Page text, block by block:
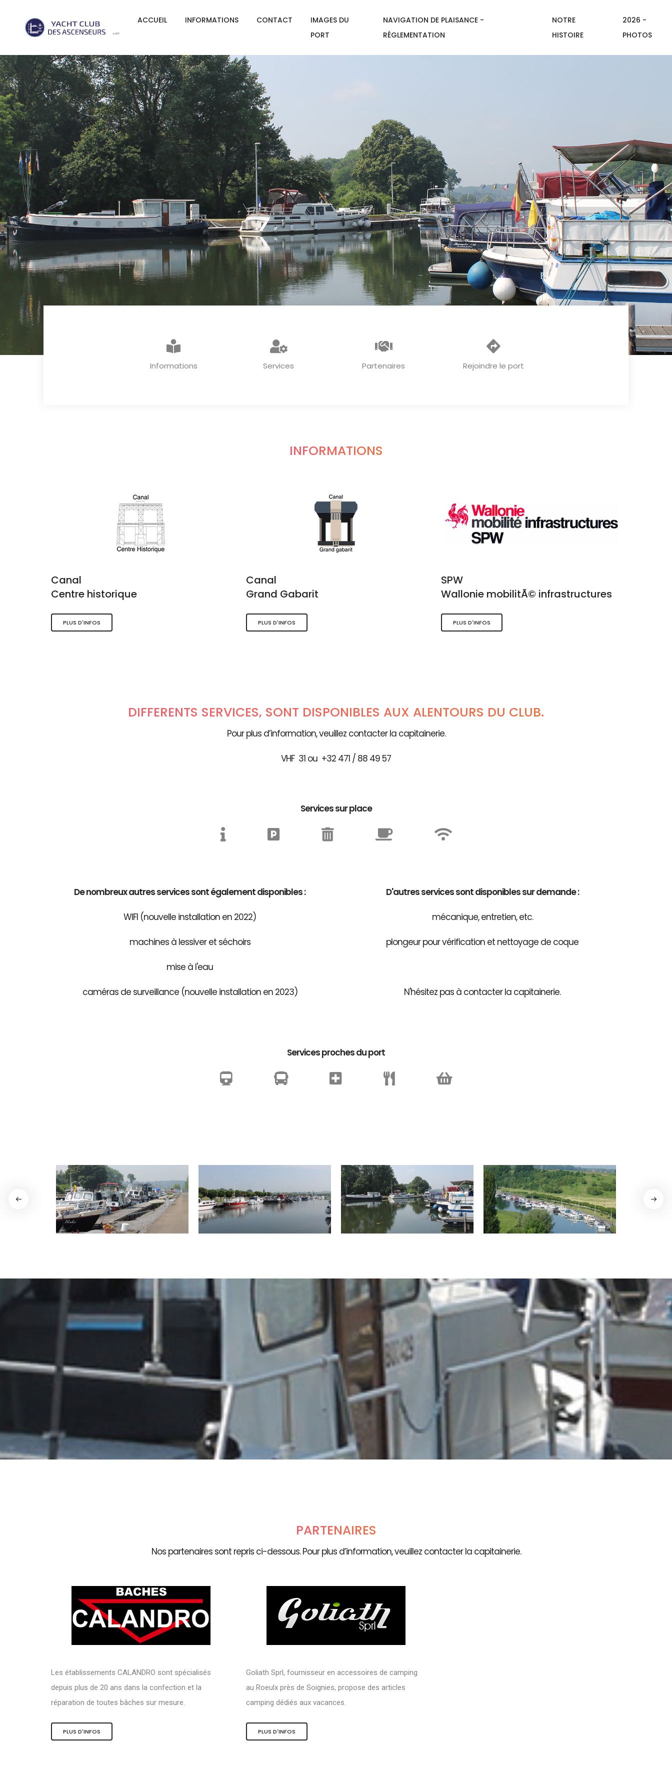
ACCUEIL INFORMATIONS CONTACT
IMAGES DU
PORT
NAVIGATION DE PLAISANCE -
RÉGLEMENTATION
NOTRE
HISTOIRE
2026 -
PHOTOS
Informations Services Partenaires Rejoindre le port
INFORMATIONS
Canal
Centre historique
PLUS D'INFOS
Canal
Grand Gabarit
PLUS D'INFOS
SPW
Wallonie mobilitÃ© infrastructures
PLUS D'INFOS
DIFFÉRENTS SERVICES, SONT DISPONIBLES AUX ALENTOURS DU CLUB.
Pour plus d’information, veuillez contacter la capitainerie.
VHF 31 ou +32 471 / 88 49 57
Services sur place
De nombreux autres services sont également disponibles :
WIFI (nouvelle installation en 2022)
machines à lessiver et séchoirs
mise à l'eau
caméras de surveillance (nouvelle installation en 2023)
D'autres services sont disponibles sur demande :
mécanique, entretien, etc.
plongeur pour vérification et nettoyage de coque
N'hésitez pas à contacter la capitainerie.
Services proches du port
PARTENAIRES
Nos partenaires sont repris ci-dessous. Pour plus d’information, veuillez contacter la capitainerie.
Les établissements CALANDRO sont spécialisés
depuis plus de 20 ans dans la confection et la
réparation de toutes bâches sur mesure.
PLUS D'INFOS
Goliath Sprl, fournisseur en accessoires de camping
au Roeulx près de Soignies, propose des articles
camping dédiés aux vacances.
PLUS D'INFOS